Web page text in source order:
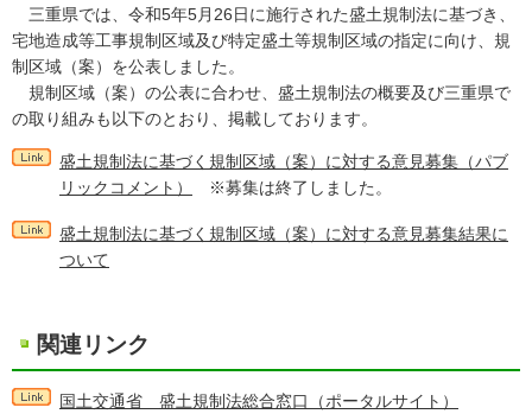
三重県では、令和5年5月26日に施行された盛土規制法に基づき、
宅地造成等工事規制区域及び特定盛土等規制区域の指定に向け、規
制区域（案）を公表しました。
規制区域（案）の公表に合わせ、盛土規制法の概要及び三重県で
の取り組みも以下のとおり、掲載しております。
盛土規制法に基づく規制区域（案）に対する意見募集（パブ
リックコメント）
※募集は終了しました。
盛土規制法に基づく規制区域（案）に対する意見募集結果に
ついて
関連リンク
国土交通省 盛土規制法総合窓口（ポータルサイト）